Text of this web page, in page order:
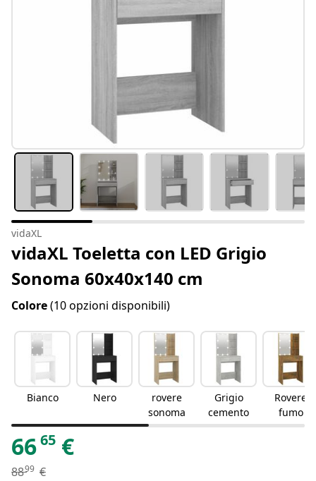
vidaXL
vidaXL Toeletta con LED Grigio
Sonoma 60x40x140 cm
Colore(10 opzioni disponibili)
Bianco Nero
rovere
sonoma
Grigio
cemento
Rovere
fumo
6665 €
8899 €